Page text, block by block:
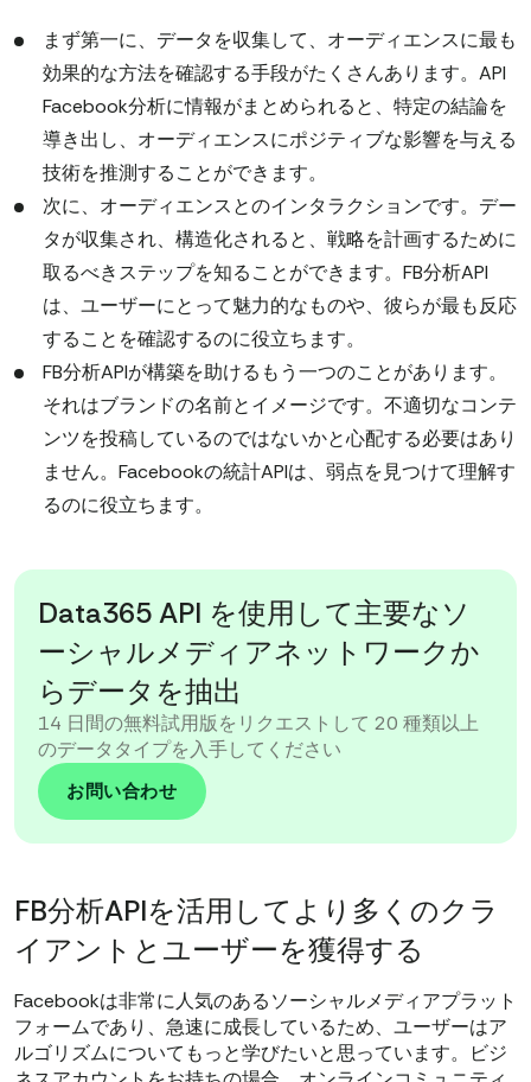
まず第一に、データを収集して、オーディエンスに最も
効果的な方法を確認する手段がたくさんあります。API
Facebook分析に情報がまとめられると、特定の結論を
導き出し、オーディエンスにポジティブな影響を与える
技術を推測することができます。
次に、オーディエンスとのインタラクションです。デー
タが収集され、構造化されると、戦略を計画するために
取るべきステップを知ることができます。FB分析API
は、ユーザーにとって魅力的なものや、彼らが最も反応
することを確認するのに役立ちます。
FB分析APIが構築を助けるもう一つのことがあります。
それはブランドの名前とイメージです。不適切なコンテ
ンツを投稿しているのではないかと心配する必要はあり
ません。Facebookの統計APIは、弱点を見つけて理解す
るのに役立ちます。
Data365 API を使用して主要なソ
ーシャルメディアネットワークか
らデータを抽出
14 日間の無料試用版をリクエストして 20 種類以上
のデータタイプを入手してください
お問い合わせ
FB分析APIを活用してより多くのクラ
イアントとユーザーを獲得する
Facebookは非常に人気のあるソーシャルメディアプラット
フォームであり、急速に成長しているため、ユーザーはア
ルゴリズムについてもっと学びたいと思っています。ビジ